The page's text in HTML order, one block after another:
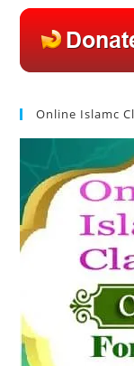
Online Islamc